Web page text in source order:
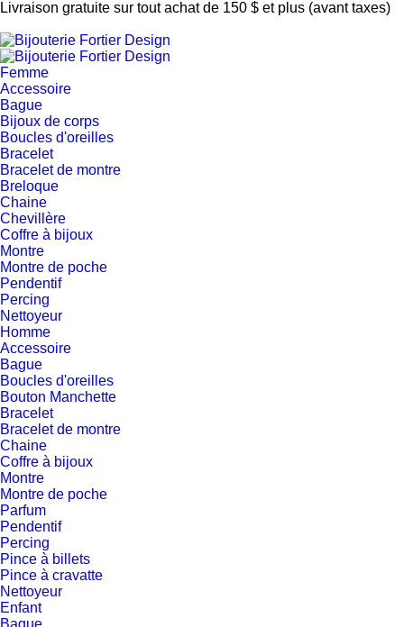
Livraison gratuite sur tout achat de 150 $ et plus (avant taxes)
Femme
Accessoire
Bague
Bijoux de corps
Boucles d'oreilles
Bracelet
Bracelet de montre
Breloque
Chaine
Chevillère
Coffre à bijoux
Montre
Montre de poche
Pendentif
Percing
Nettoyeur
Homme
Accessoire
Bague
Boucles d'oreilles
Bouton Manchette
Bracelet
Bracelet de montre
Chaine
Coffre à bijoux
Montre
Montre de poche
Parfum
Pendentif
Percing
Pince à billets
Pince à cravatte
Nettoyeur
Enfant
Bague